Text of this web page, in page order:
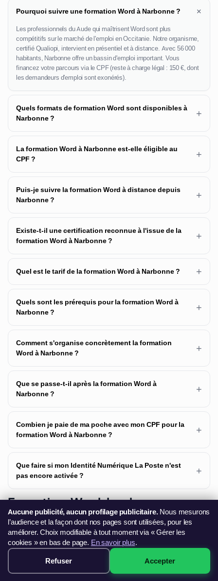
Pourquoi suivre une formation Word à Narbonne ? +
Les professionnels du Aude qui maîtrisent Word sont plus
compétitifs sur le marché de l'emploi en Occitanie. Notre organisme,
certifié Qualiopi, intervient en présentiel et à distance. Avec 56 000
habitants, Narbonne offre un bassin d'emploi important. Vous
financez votre parcours via le CPF (reste à charge légal : 150 €, dont
les demandeurs d'emploi sont exonérés).
Quels formats de formation Word sont disponibles à
Narbonne ?
+
La formation Word à Narbonne est-elle éligible au
CPF ?
+
Puis-je suivre la formation Word à distance depuis
Narbonne ?
+
Existe-t-il une certification reconnue à l'issue de la
formation Word à Narbonne ?
+
Quel est le tarif de la formation Word à Narbonne ? +
Quels sont les prérequis pour la formation Word à
Narbonne ?
+
Comment s'organise concrètement la formation
Word à Narbonne ?
+
Que se passe-t-il après la formation Word à
Narbonne ?
+
Combien je paie de ma poche avec mon CPF pour la
formation Word à Narbonne ?
+
Que faire si mon Identité Numérique La Poste n'est
pas encore activée ?
+
Formations Word dans le
département Aude
Nous dispensons des formations Word dans 1 villes du
département. Nos formateurs se déplacent sur site.
Word Carcassonne
249€ · Voir les sessions →
Aucune publicité, aucun profilage publicitaire.Nous mesurons
l’audience et la façon dont nos pages sont utilisées, pour les
améliorer. Choix modifiable à tout moment via « Gérer les
cookies » en bas de page. En savoir plus.
Refuser Accepter